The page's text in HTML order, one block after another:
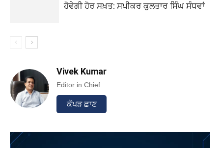
ਹੋਵੇਗੀ ਹੋਰ ਸਖ਼ਤ: ਸਪੀਕਰ ਕੁਲਤਾਰ ਸਿੰਘ ਸੰਧਵਾਂ
Vivek Kumar
Editor in Chief
ਕੱਪੜ ਛਾਣ